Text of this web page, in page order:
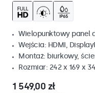
Wielopunktowy panel
Wejścia: HDMI,
Montaż: biurkowy,
Rozmiar: 242 x 169 x
1 549,00 zł